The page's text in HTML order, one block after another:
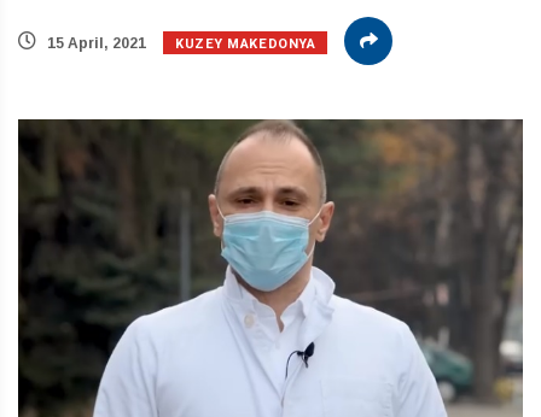
15 April, 2021 KUZEY MAKEDONYA